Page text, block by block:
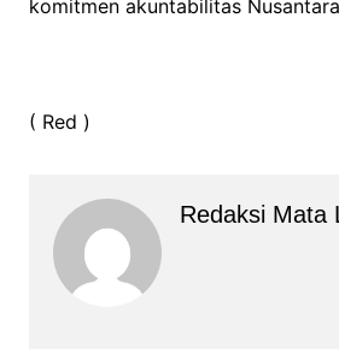
komitmen akuntabilitas
( Red )
Redaksi Mata